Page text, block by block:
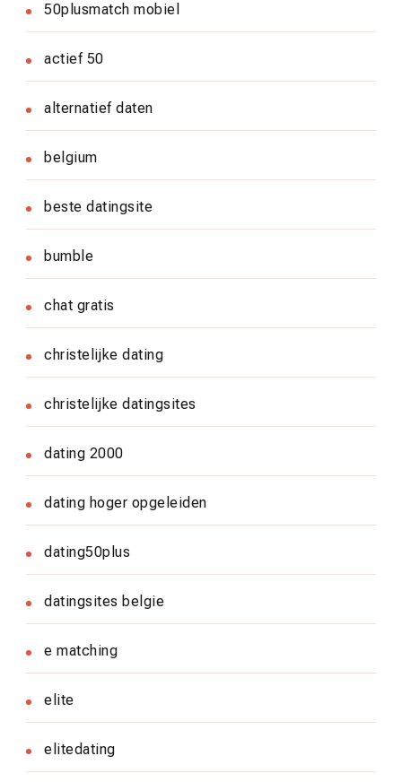
50plusmatch mobiel
actief 50
alternatief daten
belgium
beste datingsite
bumble
chat gratis
christelijke dating
christelijke datingsites
dating 2000
dating hoger opgeleiden
dating50plus
datingsites belgie
e matching
elite
elitedating